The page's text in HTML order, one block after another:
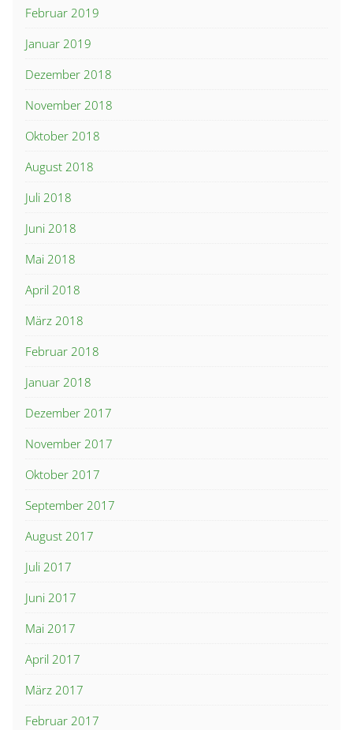
Februar 2019
Januar 2019
Dezember 2018
November 2018
Oktober 2018
August 2018
Juli 2018
Juni 2018
Mai 2018
April 2018
März 2018
Februar 2018
Januar 2018
Dezember 2017
November 2017
Oktober 2017
September 2017
August 2017
Juli 2017
Juni 2017
Mai 2017
April 2017
März 2017
Februar 2017